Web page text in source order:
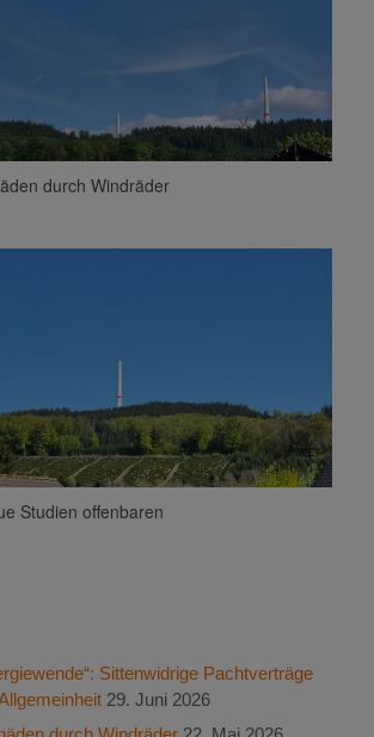
durch Windräder
Studien offenbaren
Sittenwidrige Pachtverträge
29. Juni 2026